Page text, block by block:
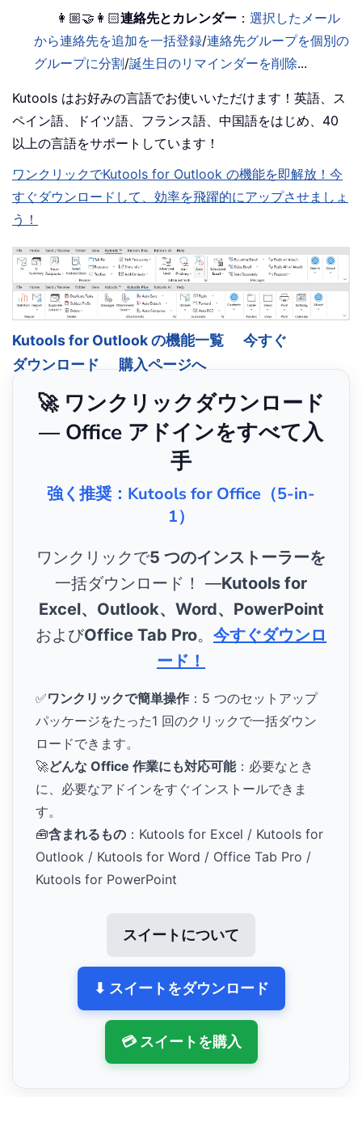
👩🏼‍🤝‍👩🏻連絡先とカレンダー ：選択したメール
から連絡先を追加を一括登録/連絡先グループを個別の
グループに分割/誕生日のリマインダーを削除...
Kutools はお好みの言語でお使いいただけます！英語、ス
ペイン語、ドイツ語、フランス語、中国語をはじめ、40
以上の言語をサポートしています！
ワンクリックでKutools for Outlook の機能を即解放！今
すぐダウンロードして、効率を飛躍的にアップさせましょ
う！
Kutools for Outlook の機能一覧
今すぐ
ダウンロード
購入ページへ
🚀 ワンクリックダウンロード
— Office アドインをすべて入
手
強く推奨：Kutools for Office（5-in-
1）
ワンクリックで5 つのインストーラーを
一括ダウンロード！ ―Kutools for
Excel、Outlook、Word、PowerPoint
およびOffice Tab Pro。 今すぐダウンロ
ード！
✅ワンクリックで簡単操作 ：5 つのセットアップ
パッケージをたった1 回のクリックで一括ダウン
ロードできます。
🚀どんな Office 作業にも対応可能：必要なとき
に、必要なアドインをすぐインストールできま
す。
🧰含まれるもの ：Kutools for Excel / Kutools for
Outlook / Kutools for Word / Office Tab Pro /
Kutools for PowerPoint
スイートについて
⬇ スイートをダウンロード
💳 スイートを購入